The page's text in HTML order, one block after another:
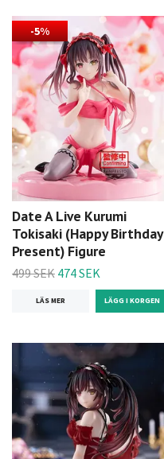
-5%
Date A Live Kurumi
Tokisaki (Happy Birthday
Present) Figure
499 SEK 474 SEK
LÄS MER